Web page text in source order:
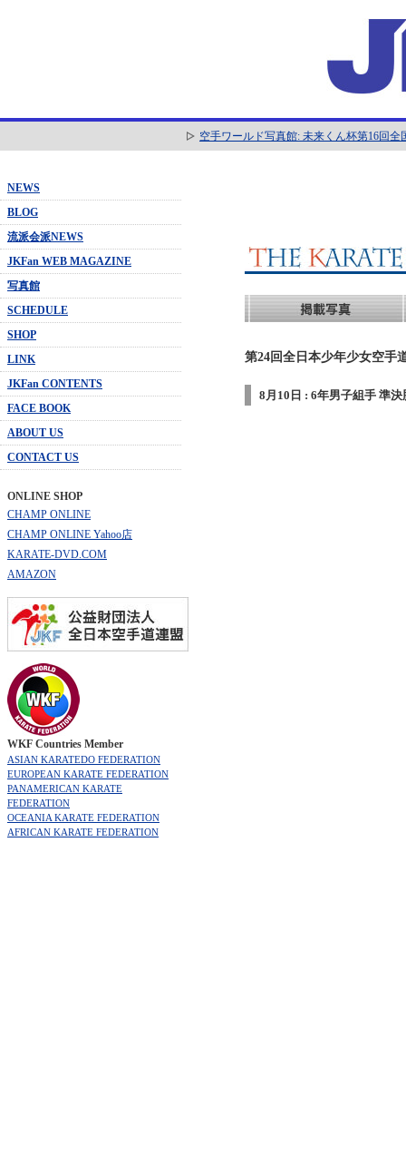
空手ワールド写真館: 未来くん杯第16回
NEWS
BLOG
流派会派NEWS
JKFan WEB MAGAZINE
写真館
SCHEDULE
SHOP
LINK
JKFan CONTENTS
FACE BOOK
ABOUT US
CONTACT US
ONLINE SHOP
CHAMP ONLINE
CHAMP ONLINE Yahoo店
KARATE-DVD.COM
AMAZON
WKF Countries Member
ASIAN KARATEDO FEDERATION
EUROPEAN KARATE FEDERATION
PANAMERICAN KARATE
FEDERATION
OCEANIA KARATE FEDERATION
AFRICAN KARATE FEDERATION
第24回全日本少年少女空手
8月10日 : 6年男子組手 準